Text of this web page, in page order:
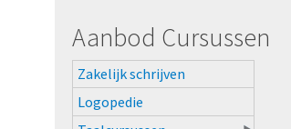
Aanbod Cursussen
Zakelijk schrijven
Logopedie